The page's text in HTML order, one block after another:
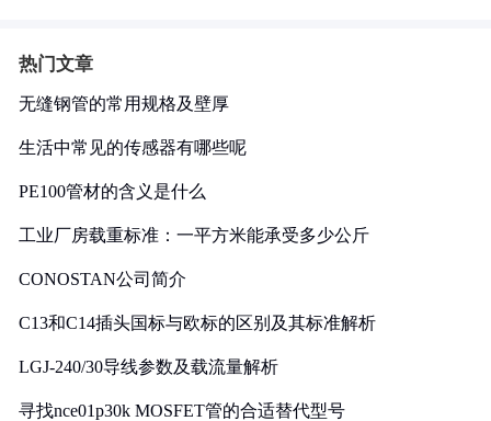
热门文章
无缝钢管的常用规格及壁厚
生活中常见的传感器有哪些呢
PE100管材的含义是什么
工业厂房载重标准：一平方米能承受多少公斤
CONOSTAN公司简介
C13和C14插头国标与欧标的区别及其标准解析
LGJ-240/30导线参数及载流量解析
寻找nce01p30k MOSFET管的合适替代型号